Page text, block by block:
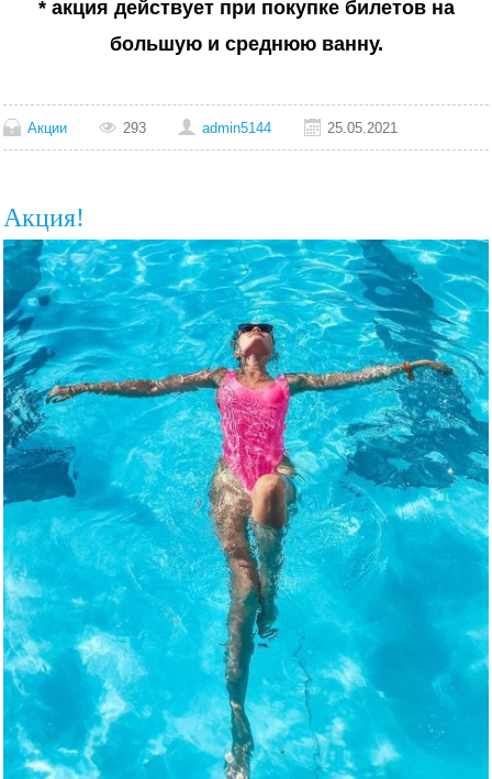
* акция действует при покупке билетов на
большую и среднюю ванну.
Акции 293 admin5144 25.05.2021
Акция!